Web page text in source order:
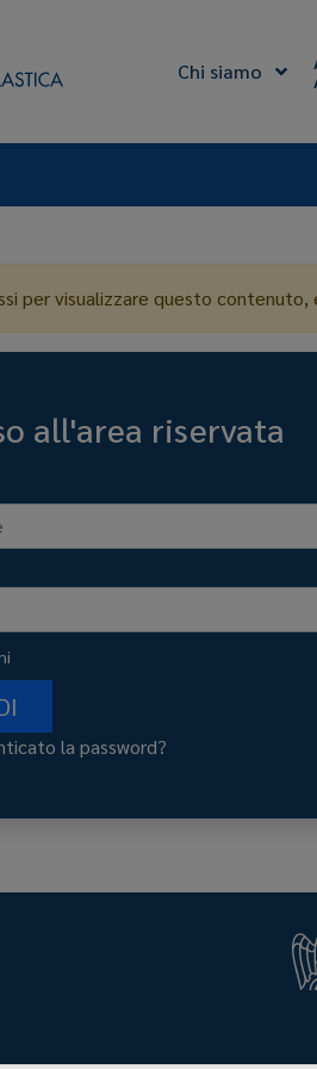
Chi siamo
per visualizzare questo
all'area riservata
la password?